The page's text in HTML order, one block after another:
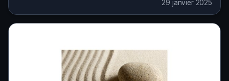
29 janvier 2025